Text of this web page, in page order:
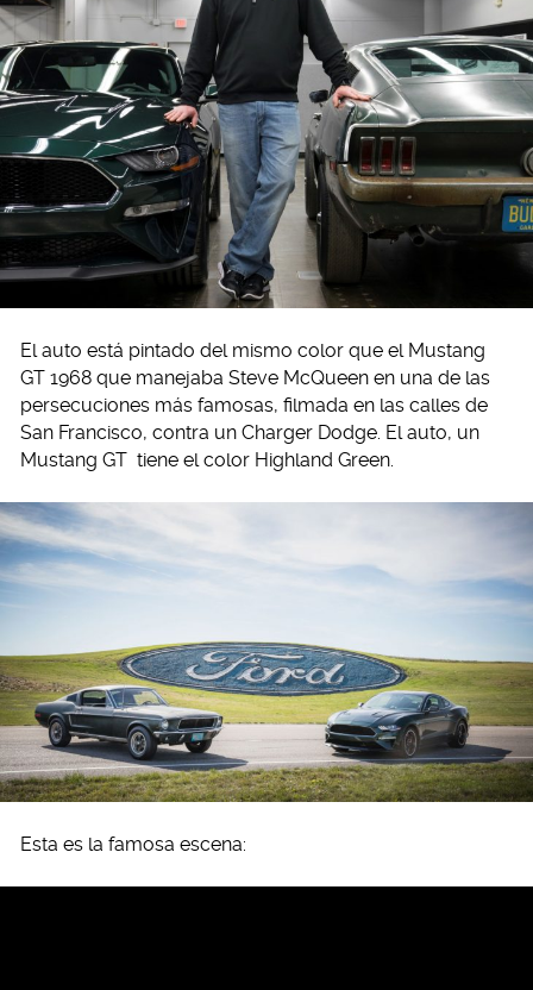
El auto está pintado del mismo color que el Mustang
GT 1968 que manejaba Steve McQueen en una de las
persecuciones más famosas, filmada en las calles de
San Francisco, contra un Charger Dodge. El auto, un
Mustang GT tiene el color Highland Green.
Esta es la famosa escena: